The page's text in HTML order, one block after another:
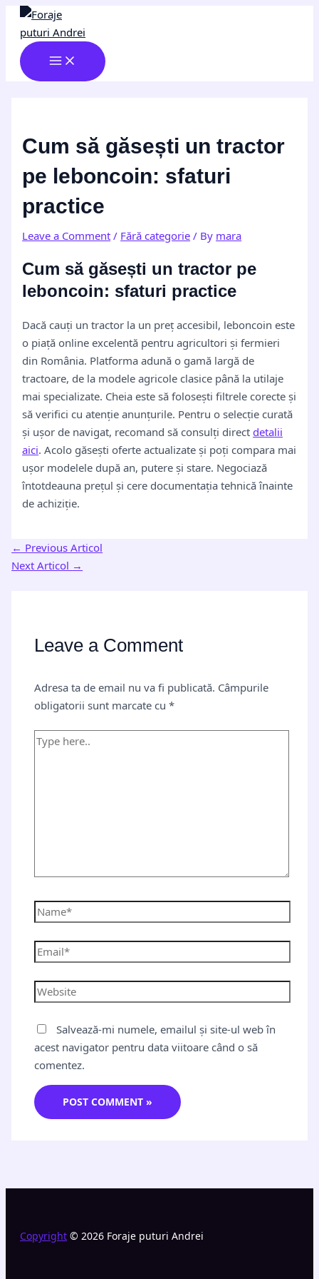
Skip
content
MENU
Cum să găsești un tractor
pe leboncoin: sfaturi
practice
Leave a Comment / Fără categorie / By mara
Cum să găsești un tractor pe
leboncoin: sfaturi practice
Dacă cauți un tractor la un preț accesibil, leboncoin este
o piață online excelentă pentru agricultori și fermieri
din România. Platforma adună o gamă largă de
tractoare, de la modele agricole clasice până la utilaje
mai specializate. Cheia este să folosești filtrele corecte și
să verifici cu atenție anunțurile. Pentru o selecție curată
și ușor de navigat, recomand să consulți directdetalii
aici. Acolo găsești oferte actualizate și poți compara mai
ușor modelele după an, putere și stare. Negociază
întotdeauna prețul și cere documentația tehnică înainte
de achiziție.
Post
navigation
← Previous Articol
Next Articol →
Leave a Comment
Adresa ta de email nu va fi publicată. Câmpurile
obligatorii sunt marcate cu*
Type
here..
Name*
Email*
Website
Salvează-mi numele, emailul și site-ul web în
acest navigator pentru data viitoare când o să
comentez.
Copyright © 2026 Foraje puturi Andrei